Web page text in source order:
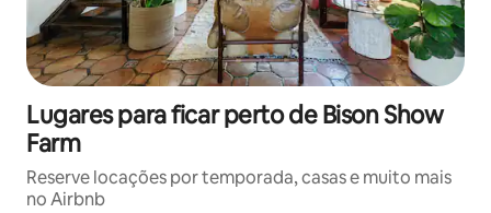
Lugares para ficar perto de Bison Show
Farm
Reserve locações por temporada, casas e muito mais
no Airbnb